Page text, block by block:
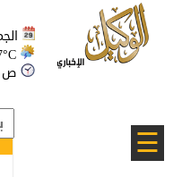
11:06 ص
☰